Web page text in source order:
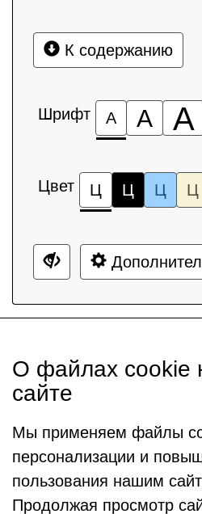
К содержанию
Шрифт А А А
Цвет Ц Ц Ц Ц
О файлах cookie
сайте
Мы применяем файлы
персонализации и
пользования нашим
Продолжая просмотр